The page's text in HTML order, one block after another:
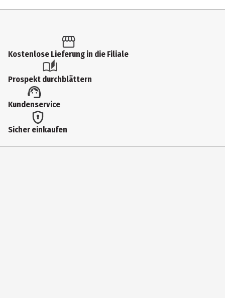
Produkttyp
Geschenkverpackungen
Hersteller
holzgrusskarten.at - Die Laserei
Herstelleradresse
Kostenlose Lieferung in die Filiale
Prospekt durchblättern
Kundenservice
Sicher einkaufen